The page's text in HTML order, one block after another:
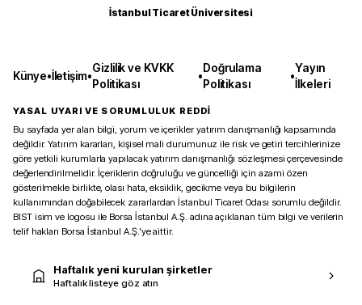
İstanbul Ticaret Üniversitesi
Künye•İletişim•
Gizlilik ve KVKK
Politikası
•
Doğrulama
Politikası
•
Yayın
İlkeleri
YASAL UYARI VE SORUMLULUK REDDİ
Bu sayfada yer alan bilgi, yorum ve içerikler yatırım danışmanlığı kapsamında
değildir. Yatırım kararları, kişisel mali durumunuz ile risk ve getiri tercihlerinize
göre yetkili kurumlarla yapılacak yatırım danışmanlığı sözleşmesi çerçevesinde
değerlendirilmelidir. İçeriklerin doğruluğu ve güncelliği için azami özen
gösterilmekle birlikte, olası hata, eksiklik, gecikme veya bu bilgilerin
kullanımından doğabilecek zararlardan İstanbul Ticaret Odası sorumlu değildir.
BIST isim ve logosu ile Borsa İstanbul A.Ş. adına açıklanan tüm bilgi ve verilerin
telif hakları Borsa İstanbul A.Ş.’ye aittir.
Haftalık yeni kurulan şirketler
Haftalık listeye göz atın